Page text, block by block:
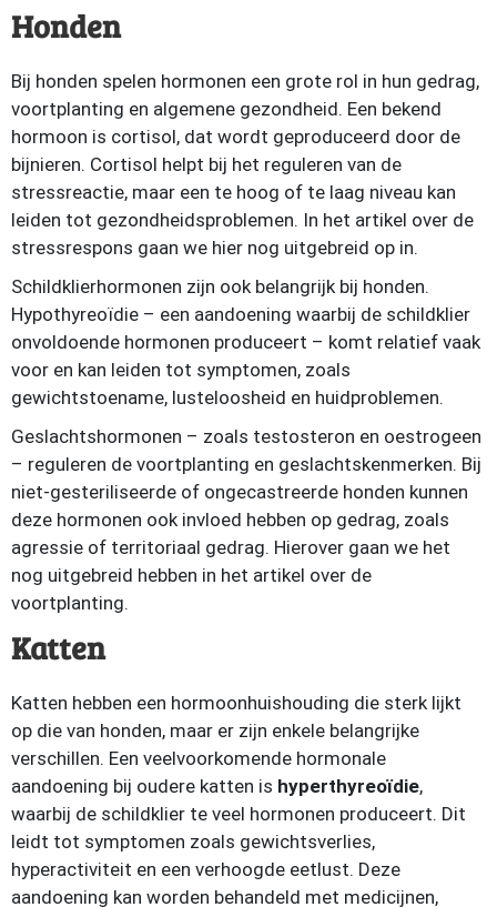
Honden
Bij honden spelen hormonen een grote rol in hun gedrag,
voortplanting en algemene gezondheid. Een bekend
hormoon is cortisol, dat wordt geproduceerd door de
bijnieren. Cortisol helpt bij het reguleren van de
stressreactie, maar een te hoog of te laag niveau kan
leiden tot gezondheidsproblemen. In het artikel over de
stressrespons gaan we hier nog uitgebreid op in.
Schildklierhormonen zijn ook belangrijk bij honden.
Hypothyreoïdie – een aandoening waarbij de schildklier
onvoldoende hormonen produceert – komt relatief vaak
voor en kan leiden tot symptomen, zoals
gewichtstoename, lusteloosheid en huidproblemen.
Geslachtshormonen – zoals testosteron en oestrogeen
– reguleren de voortplanting en geslachtskenmerken. Bij
niet-gesteriliseerde of ongecastreerde honden kunnen
deze hormonen ook invloed hebben op gedrag, zoals
agressie of territoriaal gedrag. Hierover gaan we het
nog uitgebreid hebben in het artikel over de
voortplanting.
Katten
Katten hebben een hormoonhuishouding die sterk lijkt
op die van honden, maar er zijn enkele belangrijke
verschillen. Een veelvoorkomende hormonale
aandoening bij oudere katten is hyperthyreoïdie,
waarbij de schildklier te veel hormonen produceert. Dit
leidt tot symptomen zoals gewichtsverlies,
hyperactiviteit en een verhoogde eetlust. Deze
aandoening kan worden behandeld met medicijnen,